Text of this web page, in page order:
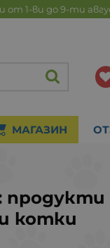
1-ви до 9-ти
МАГАЗИН
котки